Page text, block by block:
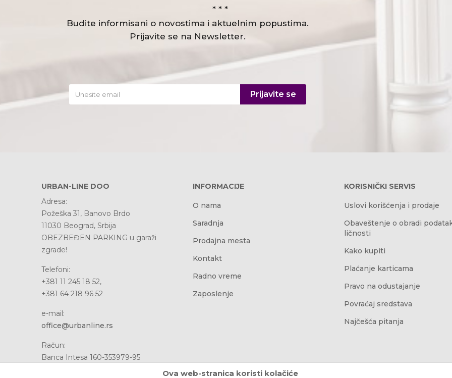
* * *
Budite informisani o novostima i aktuelnim popustima.
Prijavite se na Newsletter.
Prijavite se
URBAN-LINE DOO
Adresa:
Požeška 31, Banovo Brdo
11030 Beograd, Srbija
OBEZBEĐEN PARKING u garaži
zgrade!
Telefoni:
+381 11 245 18 52,
+381 64 218 96 52
e-mail:
office@urbanline.rs
Račun:
Banca Intesa 160-353979-95
INFORMACIJE
O nama
Saradnja
Prodajna mesta
Kontakt
Radno vreme
Zaposlenje
KORISNIČKI SERVIS
Uslovi korišćenja i prodaje
Obaveštenje o obradi
ličnosti
Kako kupiti
Plaćanje karticama
Pravo na odustajanje
Povraćaj sredstava
Najčešća pitanja
Ova web-stranica koristi kolačiće